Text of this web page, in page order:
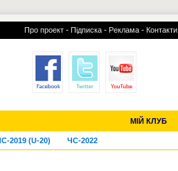
Про проект - Підписка - Реклама - Контакти
МІЙ КЛУБ
2019 (U-20) ЧС-2022
УСІ ТРАНСФЕРИ